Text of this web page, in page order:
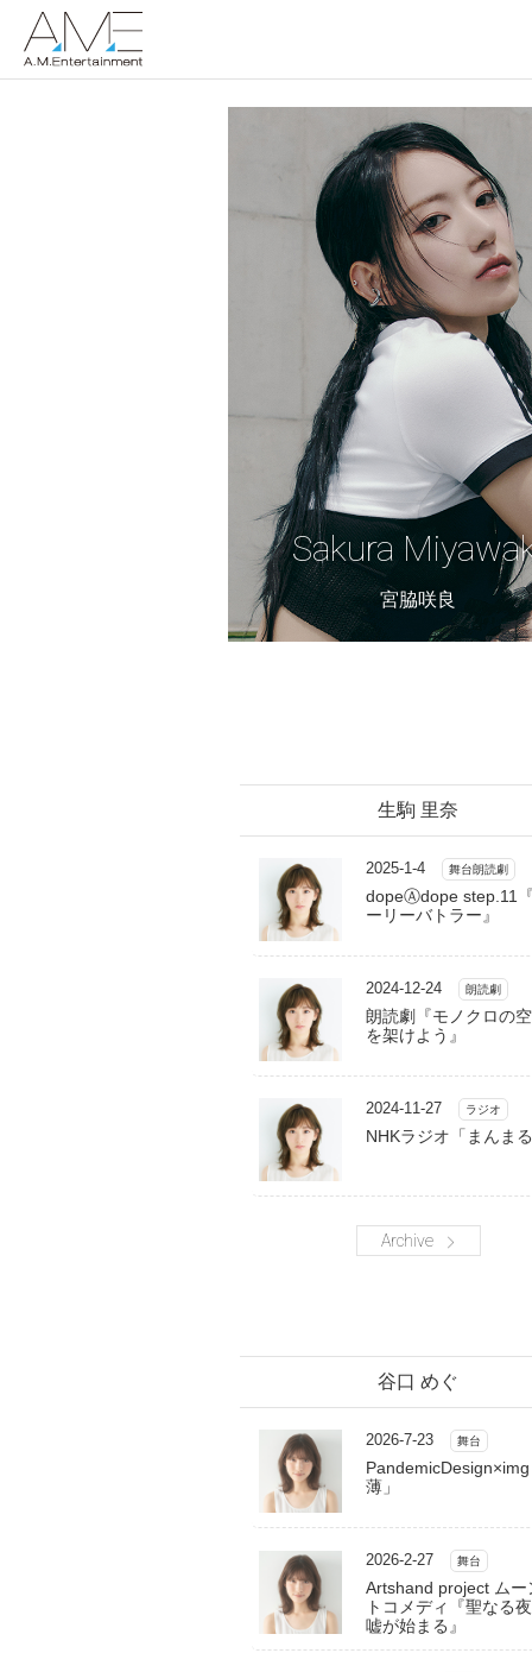
Sakura
宮脇咲良
生駒 里奈
2025-1-4 舞台朗読劇
dopeⒶdope step.11
ーリーバトラー』
2024-12-24 朗読劇
朗読劇『モノクロの
を架けよう』
2024-11-27 ラジオ
NHKラジオ「まんま
Archive
谷口 めぐ
2026-7-23 舞台
薄」
2026-2-27 舞台
Artshand project ムー
トコメディ『聖なる
嘘が始まる』